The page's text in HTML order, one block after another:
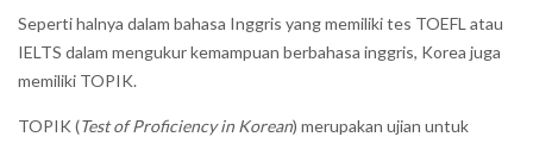
Seperti halnya dalam bahasa Inggris yang memiliki tes TOEFL atau
IELTS dalam mengukur kemampuan berbahasa inggris, Korea juga
memiliki TOPIK.
TOPIK (Test of Proficiency in Korean) merupakan ujian untuk